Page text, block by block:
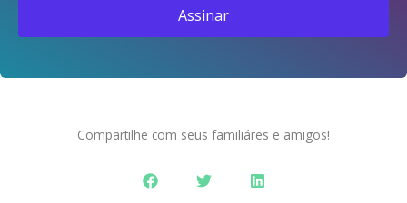
Assinar
Compartilhe com seus familiáres e amigos!